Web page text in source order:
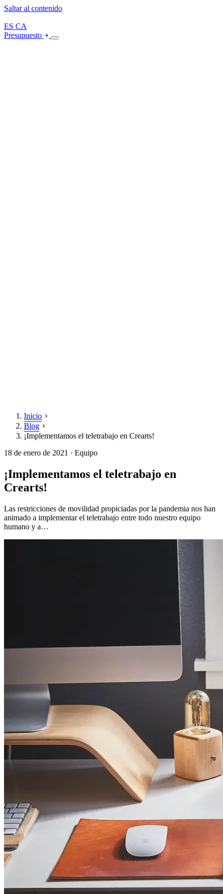
Saltar al contenido
ES CA
Presupuesto
Inicio
Blog
¡Implementamos el teletrabajo en Crearts!
18 de enero de 2021 · Equipo
¡Implementamos el teletrabajo en
Crearts!
Las restricciones de movilidad propiciadas por la pandemia nos han
animado a implementar el teletrabajo entre todo nuestro equipo
humano y a…